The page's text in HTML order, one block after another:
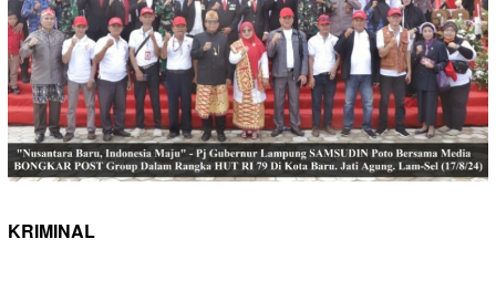
KRIMINAL